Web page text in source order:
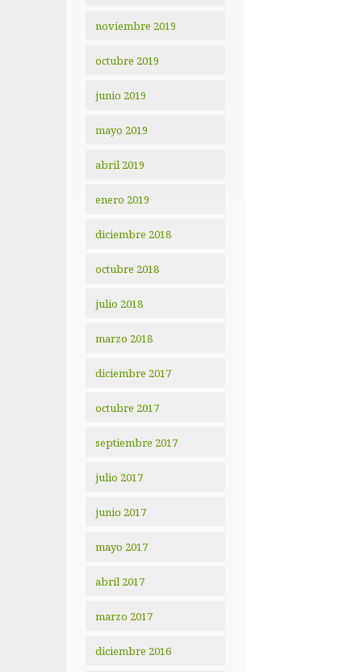
noviembre 2019
octubre 2019
junio 2019
mayo 2019
abril 2019
enero 2019
diciembre 2018
octubre 2018
julio 2018
marzo 2018
diciembre 2017
octubre 2017
septiembre 2017
julio 2017
junio 2017
mayo 2017
abril 2017
marzo 2017
diciembre 2016